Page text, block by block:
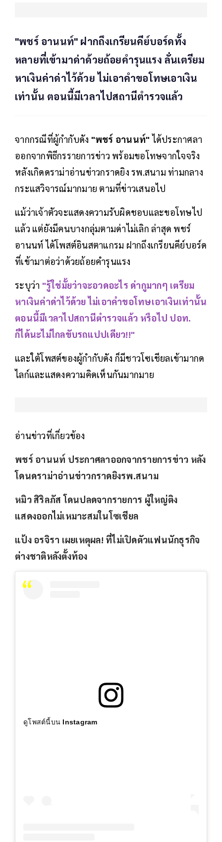
"พชร์ อานนท์" ฝากถึงเกรียนคีย์บอร์ดทั้ง
หลายที่เข้ามาด่าด้วยถ้อยคำรุนแรง ลั่นเตรียม
หาเงินค่าด่าไว้ด้วย ไม่เอาคำขอโทษเอาเงิน
เท่านั้น ตอนนี้มีเวลาไปสถานีตำรวจแล้ว
จากกรณีที่ผู้กำกับดัง "พชร์ อานนท์" ได้ประกาศลา
ออกจากพิธีกรรายการข่าว พร้อมขอโทษจากใจจริง
หลังเกิดดราม่าอ่านข่าวกราดยิง รพ.สนาม ท่ามกลาง
กระแสวิจารณ์มากมาย ตามที่ข่าวเสนอไป
แม้ว่าเจ้าตัวจะแสดงความรับผิดชอบและขอโทษไป
แล้ว แต่ยังมีคนบางกลุ่มตามด่าไม่เลิก ล่าสุด พชร์
อานนท์ ได้โพสต์อินสตาแกรม ฝากถึงเกรียนคีย์บอร์ด
ที่เข้ามาต่อว่าด้วยถ้อยคำรุนแรง
ระบุว่า "รู้ใช่มั้ยว่าจะอวดอะไร ด่ากูมากๆ เตรียม
หาเงินค่าด่าไว้ด้วย ไม่เอาคำขอโทษเอาเงินเท่านั้น
ตอนนี้มีเวลาไปสถานีตำรวจแล้ว หรือไป ปอท.
ก็ได้นะไม่ไกลขับรถแปปเดียว!!"
และใต้โพสต์ของผู้กำกับดัง ก็มีชาวโซเชียลเข้ามากด
ไลก์และแสดงความคิดเห็นกันมากมาย
อ่านข่าวที่เกี่ยวข้อง
พชร์ อานนท์ ประกาศลาออกจากรายการข่าว หลัง
โดนดราม่าอ่านข่าวกราดยิงรพ.สนาม
หมิว สิริลภัส โดนปลดจากรายการ ผู้ใหญ่ติง
แสดงออกไม่เหมาะสมในโซเชียล
แป้ง อรจิรา เผยเหตุผล! ที่ไม่เปิดตัวแฟนนักธุรกิจ
ต่างชาติหลังตั้งท้อง
ดูโพสต์นี้บน Instagram